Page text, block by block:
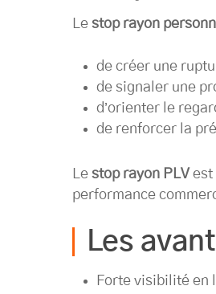
Lestop rayon
de créer une
de signaler une
d’orienter le
de renforcer la
Lestop rayon PLV est
performance
Les
Forte visibilité en